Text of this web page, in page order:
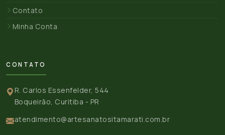
Contato
Minha Conta
CONTATO
R. Carlos Essenfelder, 544
Boqueirão, Curitiba - PR
atendimento@artesanatositamarati.com.br